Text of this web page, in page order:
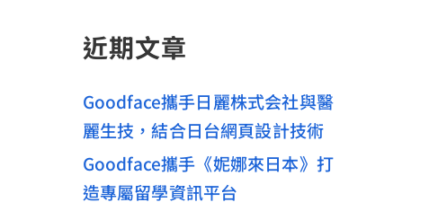
近期文章
Goodface攜手日麗株式会社與醫
麗生技，結合日台網頁設計技術
Goodface攜手《妮娜來日本》打
造專屬留學資訊平台